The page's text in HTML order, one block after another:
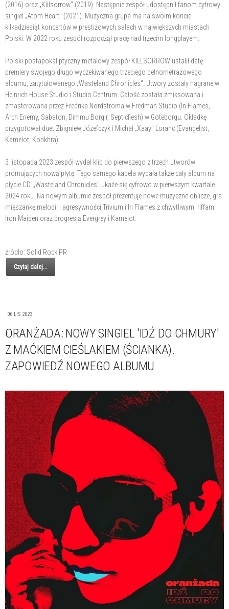
(2016) oraz „Killsorrow" (2019). Następnie zespół udostępnił fanom cyfrowy
singiel „Atom Heart" (2021). Muzyczna grupa ma na swoim koncie
kilkadziesiąt koncertów w prestiżowych salach w największych miastach
Polski. W 2022 roku zespół rozpoczął pracę nad trzecim longplayem.
Polski postapokaliptyczny metalowy zespół KILLSORROW ustalił datę
premiery swojego długo wyczekiwanego trzeciego pełnometrażowego
albumu, zatytułowanego „Wasteland Chronicles". Utwory zostały nagrane w
Heinrich House Studio i Studio Centrum. Całość została zmiksowana i
zmasterowana przez Fredrika Nordströma w Fredman Studio (In Flames,
Arch Enemy, Sabaton, Dimmu Borgir, Septicflesh) w Goteborgu. Okładkę
przygotował duet Zbigniew Józefczyk i Michał „Xaay" Loranc (Evangelist,
Kamelot, Konkhra).
3 listopada 2023 zespół wydał klip do pierwszego z trzech utworów
promujących nową płytę. Tego samego kapela wydała także cały album na
płycie CD. „Wasteland Chronicles" ukaże się cyfrowo w pierwszym kwartale
2024 roku. Na nowym albumie zespół prezentuje nowe muzyczne oblicze, gra
mieszankę melodii i agresywności Trivium i In Flames z chwytliwymi riffami
Iron Maiden oraz progresją Evergrey i Kamelot.
źródło: Solid Rock PR
Czytaj dalej...
06 LIS 2023
ORANŻADA: NOWY SINGIEL 'IDŹ DO CHMURY'
Z MAĆKIEM CIEŚLAKIEM (ŚCIANKA).
ZAPOWIEDŹ NOWEGO ALBUMU